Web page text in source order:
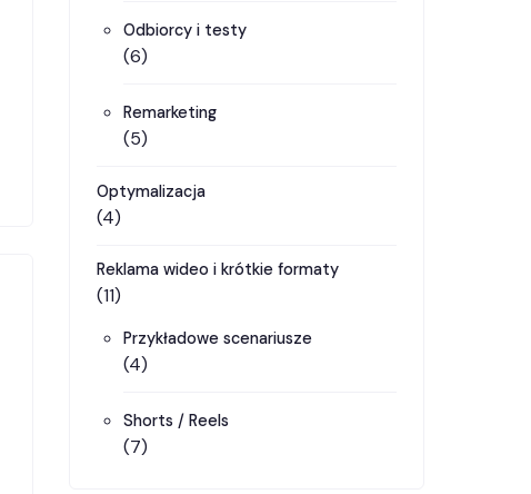
Odbiorcy i testy
(6)
Remarketing
(5)
Optymalizacja
(4)
Reklama wideo i krótkie formaty
(11)
Przykładowe scenariusze
(4)
Shorts / Reels
(7)